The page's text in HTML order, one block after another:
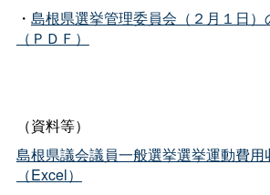
・ 島根県選挙管理委員会（２月１日）
（ＰＤＦ）
（資料等）
島根県議会議員一般選挙選挙運動費
（Excel）